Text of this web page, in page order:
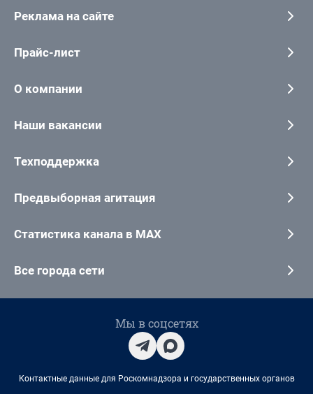
Реклама на сайте
Прайс-лист
О компании
Наши вакансии
Техподдержка
Предвыборная агитация
Статистика канала в MAX
Все города сети
Мы в соцсетях
Контактные данные для Роскомнадзора и государственных органов